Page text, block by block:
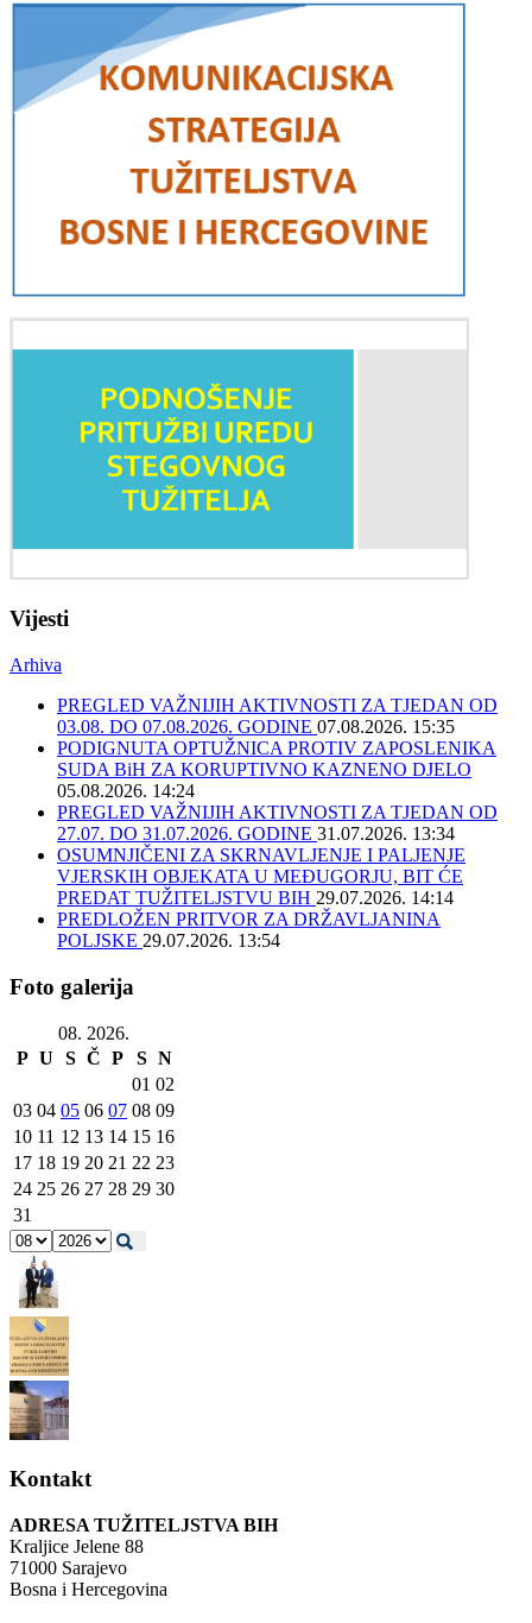
Vijesti
Arhiva
PREGLED VAŽNIJIH AKTIVNOSTI ZA TJEDAN OD
03.08. DO 07.08.2026. GODINE 07.08.2026. 15:35
PODIGNUTA OPTUŽNICA PROTIV ZAPOSLENIKA
SUDA BiH ZA KORUPTIVNO KAZNENO DJELO
05.08.2026. 14:24
PREGLED VAŽNIJIH AKTIVNOSTI ZA TJEDAN OD
27.07. DO 31.07.2026. GODINE 31.07.2026. 13:34
OSUMNJIČENI ZA SKRNAVLJENJE I PALJENJE
VJERSKIH OBJEKATA U MEĐUGORJU, BIT ĆE
PREDAT TUŽITELJSTVU BIH 29.07.2026. 14:14
PREDLOŽEN PRITVOR ZA DRŽAVLJANINA
POLJSKE 29.07.2026. 13:54
Foto galerija
08. 2026.
P U S Č P S N
01 02
03 04 05 06 07 08 09
10 11 12 13 14 15 16
17 18 19 20 21 22 23
24 25 26 27 28 29 30
31
Kontakt
ADRESA TUŽITELJSTVA BIH
Kraljice Jelene 88
71000 Sarajevo
Bosna i Hercegovina